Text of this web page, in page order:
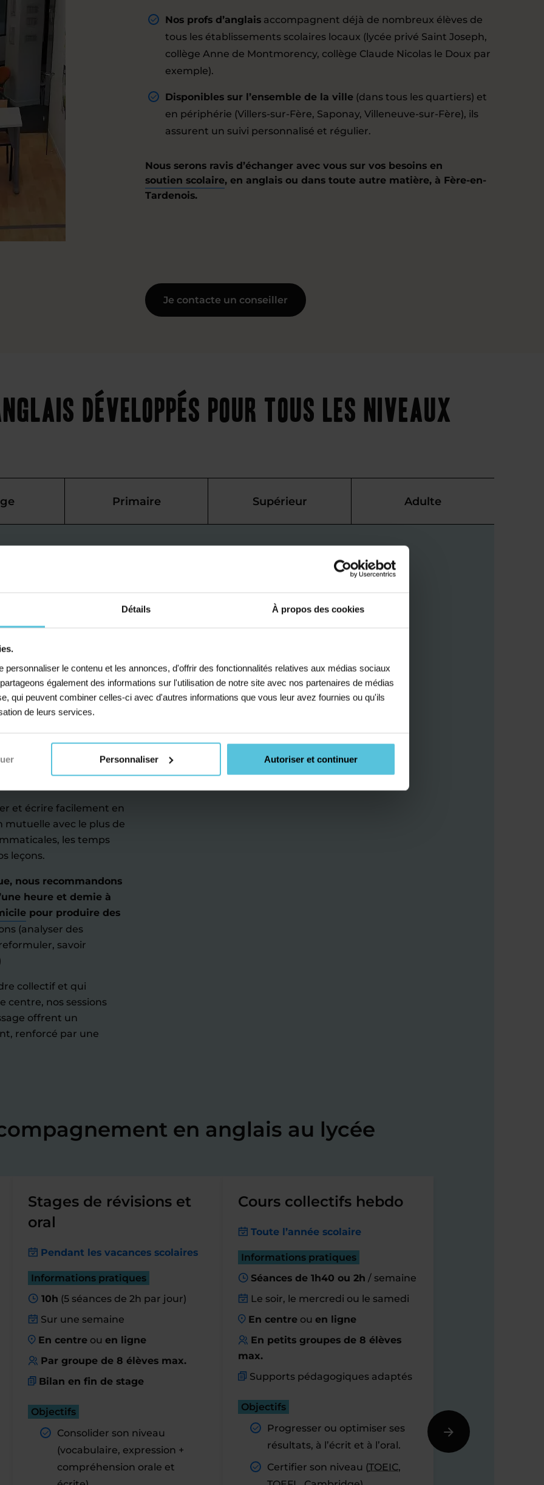
Détails À propos des cookies
personnaliser le contenu et les annonces, d'offrir des fonctionnalités relatives aux médias sociaux
également des informations sur l'utilisation de notre site avec nos partenaires de médias
qui peuvent combiner celles-ci avec d'autres informations que vous leur avez fournies ou qu'ils
de leurs services.
Personnaliser Autoriser et continuer
Nos profs d’anglais accompagnent déjà de nombreux élèves de
tous les établissements scolaires locaux (lycée privé Saint Joseph,
collège Anne de Montmorency, collège Claude Nicolas le Doux par
exemple).
Disponibles sur l’ensemble de la ville (dans tous les quartiers) et
en périphérie (Villers-sur-Fère, Saponay, Villeneuve-sur-Fère), ils
assurent un suivi personnalisé et régulier.
Nous serons ravis d’échanger avec vous sur vos besoins en
soutien scolaire, en anglais ou dans toute autre matière, à Fère-en-
Tardenois.
Je contacte un conseiller
développés pour tous les niveaux
Primaire Supérieur Adulte
à Fère-
professeurs d'anglais
à réaliser ses objectifs,
ou de remise à
d’anglais au niveau des
nationale.
à obtenir le niveau
et écrire facilement en
mutuelle avec le plus de
les temps
leçons.
nous recommandons
heure et demie à
pour produire des
(analyser des
savoir
collectif et qui
centre, nos sessions
offrent un
renforcé par une
en anglais au lycée
Stages de révisions et
oral
Pendant les vacances scolaires
Informations pratiques
10h (5 séances de 2h par jour)
Sur une semaine
En centreou en ligne
Par groupe de 8 élèves max.
Bilan en fin de stage
Objectifs
Consolider son niveau
(vocabulaire, expression +
compréhension orale et
Cours collectifs hebdo
Toute l’année scolaire
Informations pratiques
Séances de 1h40 ou 2h / semaine
Le soir, le mercredi ou le samedi
En centre ouen ligne
En petits groupes de 8 élèves
max.
Supports pédagogiques adaptés
Objectifs
Progresser ou optimiser ses
résultats, à l’écrit et à l’oral.
Certifier son niveau (TOEIC,